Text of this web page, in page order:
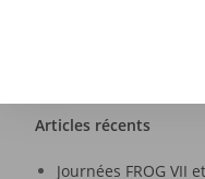
Articles récents
Journées FROG VII